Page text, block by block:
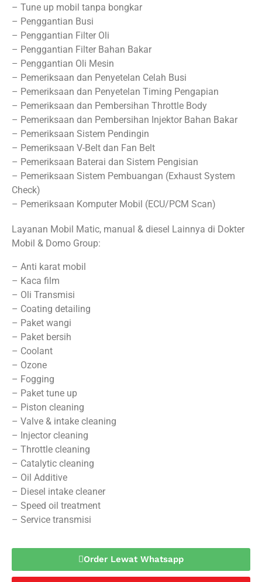
– Tune up mobil tanpa bongkar
– Penggantian Busi
– Penggantian Filter Oli
– Penggantian Filter Bahan Bakar
– Penggantian Oli Mesin
– Pemeriksaan dan Penyetelan Celah Busi
– Pemeriksaan dan Penyetelan Timing Pengapian
– Pemeriksaan dan Pembersihan Throttle Body
– Pemeriksaan dan Pembersihan Injektor Bahan Bakar
– Pemeriksaan Sistem Pendingin
– Pemeriksaan V-Belt dan Fan Belt
– Pemeriksaan Baterai dan Sistem Pengisian
– Pemeriksaan Sistem Pembuangan (Exhaust System
Check)
– Pemeriksaan Komputer Mobil (ECU/PCM Scan)
Layanan Mobil Matic, manual & diesel Lainnya di Dokter
Mobil & Domo Group:
– Anti karat mobil
– Kaca film
– Oli Transmisi
– Coating detailing
– Paket wangi
– Paket bersih
– Coolant
– Ozone
– Fogging
– Paket tune up
– Piston cleaning
– Valve & intake cleaning
– Injector cleaning
– Throttle cleaning
– Catalytic cleaning
– Oil Additive
– Diesel intake cleaner
– Speed oil treatment
– Service transmisi
Order Lewat Whatsapp